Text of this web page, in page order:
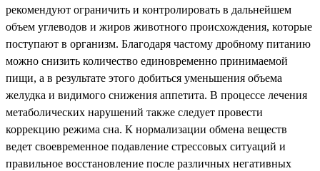
рекомендуют ограничить и контролировать в дальнейшем
объем углеводов и жиров животного происхождения, которые
поступают в организм. Благодаря частому дробному питанию
можно снизить количество единовременно принимаемой
пищи, а в результате этого добиться уменьшения объема
желудка и видимого снижения аппетита. В процессе лечения
метаболических нарушений также следует провести
коррекцию режима сна. К нормализации обмена веществ
ведет своевременное подавление стрессовых ситуаций и
правильное восстановление после различных негативных